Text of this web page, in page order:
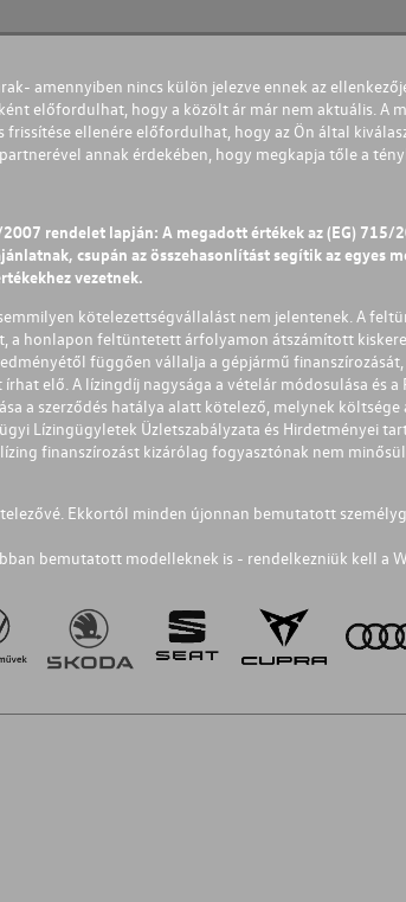
amennyiben nincs külön jelezve ennek az
előfordulhat, hogy a közölt ár már nem aktuális. A
ellenére előfordulhat, hogy az Ön által
annak érdekében, hogy megkapja tőle a
2007 rendelet lapján: A megadott értékek az (EG)
csupán az összehasonlítást segítik az
vezetnek.
kötelezettségvállalást nem jelentenek. A
honlapon feltüntetett árfolyamon átszámított
függően vállalja a gépjármű
elő. A lízingdíj nagysága a vételár módosulása és
a szerződés hatálya alatt kötelező, melynek
Lízingügyletek Üzletszabályzata és Hirdetményei
finanszírozást kizárólag fogyasztónak nem
Ekkortól minden újonnan bemutatott
bemutatott modelleknek is - rendelkezniük kell a